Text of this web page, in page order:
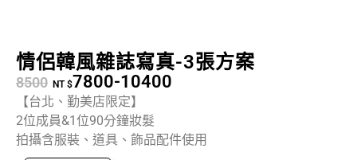
情侶韓風雜誌寫真-3張方案
8500 NT $7800-10400
【台北、勤美店限定】
2位成員&1位90分鐘妝髮
拍攝含服裝、道具、飾品配件使用